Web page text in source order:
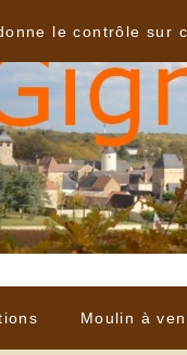
Moulin à
le contrôle sur